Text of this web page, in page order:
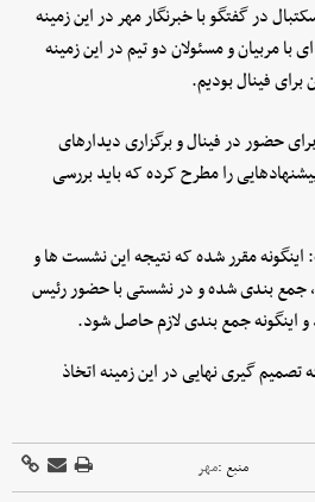
در گفتگو با خبرنگار مهر در این زمینه
مربیان و مسئولان دو تیم در این زمینه
برای فینال بودیم.
حضور در فینال و برگزاری دیدارهای
را مطرح کرده که باید بررسی
مقرر شده که نتیجه این نشست ها و
جمع بندی شده و در نشستی با حضور رئیس
و اینگونه جمع بندی لازم حاصل شود.
تصمیم گیری نهایی در این زمینه اتخاذ
منبع :مهر